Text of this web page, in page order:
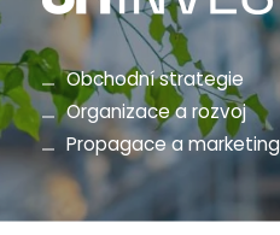
Obchodní strategie
Organizace a rozvoj
Propagace a marketing